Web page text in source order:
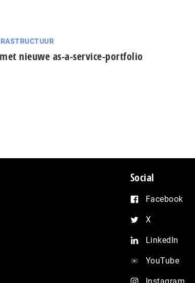
nieuwe as-a-service-portfolio
Social
Facebook
X
LinkedIn
YouTube